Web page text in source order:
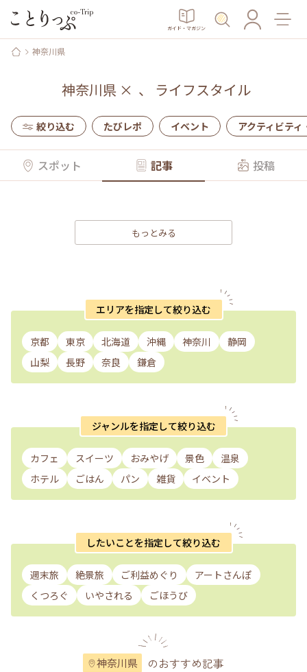
ガイド・マガジン
神奈川県
神奈川県 × 、 ライフスタイル
絞り込む たびレポ イベント アクティビティ
スポット 記事 投稿
もっとみる
エリアを指定して絞り込む
京都 東京 北海道 沖縄 神奈川
静岡
山梨
長野 奈良 鎌倉
ジャンルを指定して絞り込む
カフェ スイーツ おみやげ 景色
温泉
ホテル
ごはん パン 雑貨 イベント
したいことを指定して絞り込む
週末旅 絶景旅 ご利益めぐり
アートさんぽ
くつろぐ
いやされる ごほうび
神奈川県 のおすすめ記事